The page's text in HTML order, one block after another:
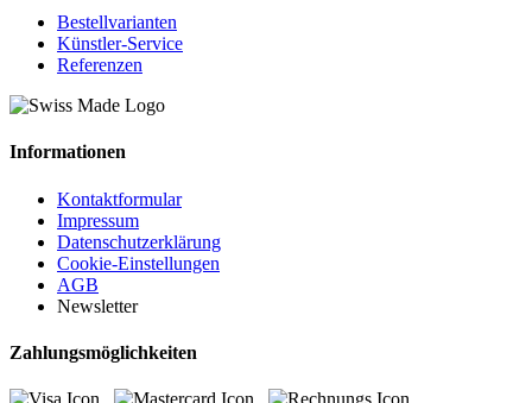
Bestellvarianten
Künstler-Service
Referenzen
Informationen
Kontaktformular
Impressum
Datenschutzerklärung
Cookie-Einstellungen
AGB
Newsletter
Zahlungsmöglichkeiten